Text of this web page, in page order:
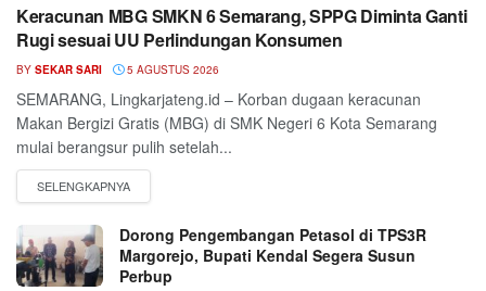
Keracunan MBG SMKN 6 Semarang, SPPG Diminta Ganti
Rugi sesuai UU Perlindungan Konsumen
BY SEKAR SARI 5 AGUSTUS 2026
SEMARANG, Lingkarjateng.id – Korban dugaan keracunan
Makan Bergizi Gratis (MBG) di SMK Negeri 6 Kota Semarang
mulai berangsur pulih setelah...
Dorong Pengembangan Petasol di TPS3R
Margorejo, Bupati Kendal Segera Susun
Perbup